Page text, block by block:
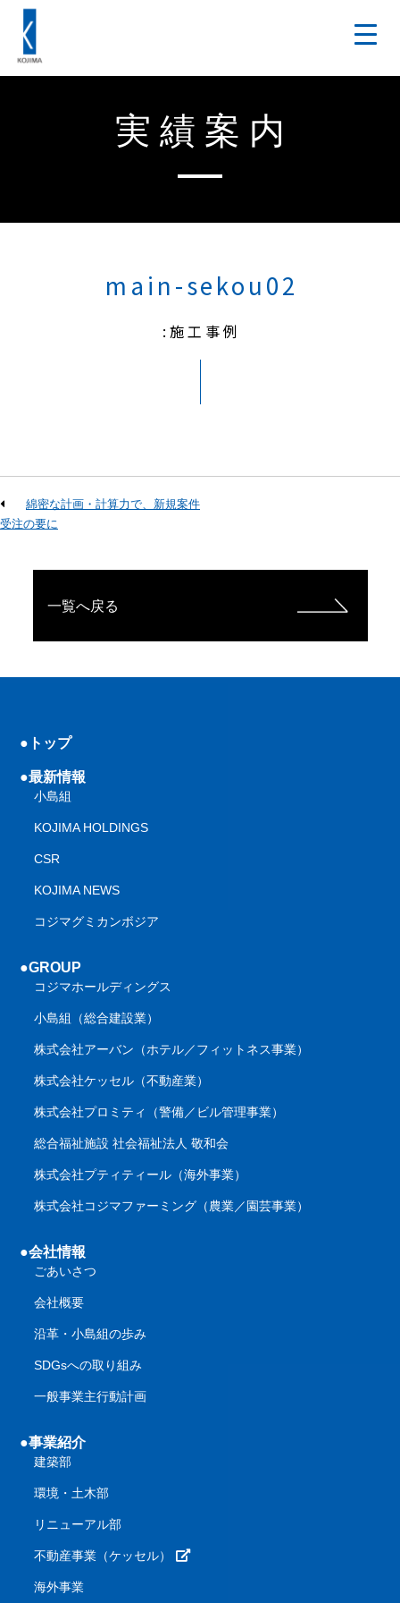
実績案内
main-sekou02
:施工事例
綿密な計画・計算力で、新規案件
受注の要に
一覧へ戻る
●トップ
●最新情報
小島組
KOJIMA HOLDINGS
CSR
KOJIMA NEWS
コジマグミカンボジア
●GROUP
コジマホールディングス
小島組（総合建設業）
株式会社アーバン（ホテル／フィットネス事業）
株式会社ケッセル（不動産業）
株式会社プロミティ（警備／ビル管理事業）
総合福祉施設 社会福祉法人 敬和会
株式会社プティティール（海外事業）
株式会社コジマファーミング（農業／園芸事業）
●会社情報
ごあいさつ
会社概要
沿革・小島組の歩み
SDGsへの取り組み
一般事業主行動計画
●事業紹介
建築部
環境・土木部
リニューアル部
不動産事業（ケッセル）
海外事業